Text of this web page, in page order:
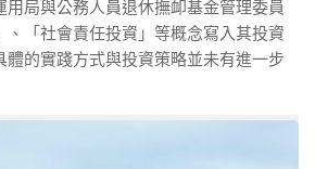
用局與公務人員退休撫卹基金管理委員
、「社會責任投資」等概念寫入其投資
體的實踐方式與投資策略並未有進一步